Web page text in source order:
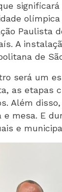
Paulista
A
de
será um
as etapas
Além
e mesa. E
e